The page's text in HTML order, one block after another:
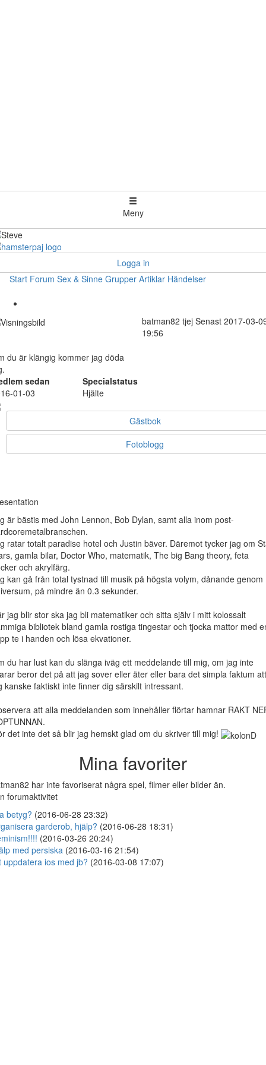
Meny
Logga in
Start Forum Sex & Sinne Grupper Artiklar Händelser
batman82 tjej Senast 2017-03-
19:56
du är klängig kommer jag döda
sedan
Specialstatus
01-03
Hjälte
Gästbok
Fotoblogg
är bästis med John Lennon, Bob Dylan, samt alla inom post-
ratar totalt paradise hotel och Justin bäver. Däremot tycker jag om
gamla bilar, Doctor Who, matematik, The big Bang theory, feta
och akrylfärg.
kan gå från total tystnad till musik på högsta volym, dånande genom
på mindre än 0.3 sekunder.
jag blir stor ska jag bli matematiker och sitta själv i mitt kolossalt
bibliotek bland gamla rostiga tingestar och tjocka mattor med
te i handen och lösa ekvationer.
du har lust kan du slänga iväg ett meddelande till mig, om jag inte
beror det på att jag sover eller äter eller bara det simpla faktum att
kanske faktiskt inte finner dig särskilt intressant.
att alla meddelanden som innehåller flörtar hamnar RAKT
det inte det så blir jag hemskt glad om du skriver till mig!
Mina favoriter
har inte favoriserat några spel, filmer eller bilder än.
forumaktivitet
betyg? (2016-06-28 23:32)
garderob, hjälp? (2016-06-28 18:31)
(2016-03-26 20:24)
med persiska (2016-03-16 21:54)
uppdatera ios med jb? (2016-03-08 17:07)